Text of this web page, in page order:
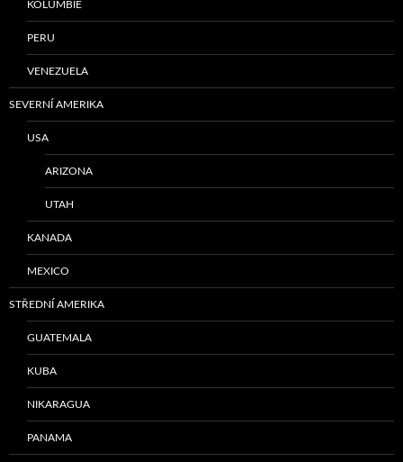
KOLUMBIE
PERU
VENEZUELA
SEVERNÍ AMERIKA
USA
ARIZONA
UTAH
KANADA
MEXICO
STŘEDNÍ AMERIKA
GUATEMALA
KUBA
NIKARAGUA
PANAMA